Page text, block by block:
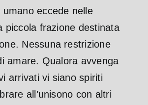
umano eccede nelle
piccola frazione destinata
Nessuna restrizione
amare. Qualora avvenga
arrivati vi siano spiriti
all’unisono con altri